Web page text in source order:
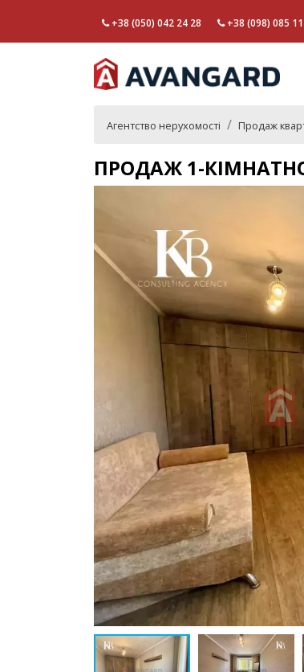
+38 (050) 042 24 28 +38 (098) 085
Агентство нерухомості Продаж
ПРОДАЖ 1-